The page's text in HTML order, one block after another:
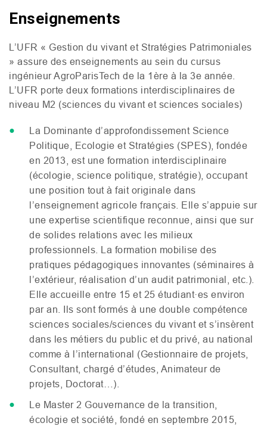
Enseignements
L’UFR « Gestion du vivant et Stratégies Patrimoniales
» assure des enseignements au sein du cursus
ingénieur AgroParisTech de la 1ère à la 3e année.
L’UFR porte deux formations interdisciplinaires de
niveau M2 (sciences du vivant et sciences sociales)
La Dominante d’approfondissement Science
Politique, Ecologie et Stratégies (SPES), fondée
en 2013, est une formation interdisciplinaire
(écologie, science politique, stratégie), occupant
une position tout à fait originale dans
l’enseignement agricole français. Elle s’appuie sur
une expertise scientifique reconnue, ainsi que sur
de solides relations avec les milieux
professionnels. La formation mobilise des
pratiques pédagogiques innovantes (séminaires à
l’extérieur, réalisation d’un audit patrimonial, etc.).
Elle accueille entre 15 et 25 étudiant·es environ
par an. Ils sont formés à une double compétence
sciences sociales/sciences du vivant et s’insèrent
dans les métiers du public et du privé, au national
comme à l’international (Gestionnaire de projets,
Consultant, chargé d’études, Animateur de
projets, Doctorat…).
Le Master 2 Gouvernance de la transition,
écologie et société, fondé en septembre 2015,